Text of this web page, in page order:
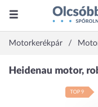
Motorkerékpár